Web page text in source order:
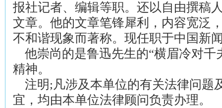
报社记者、编辑等职。还以自由撰稿
文章。他的文章笔锋犀利，内容宽泛
不和谐现象而著称。现任职于中国新
他崇尚的是鲁迅先生的“横眉冷对千
精神。
注明;凡涉及本单位的有关法律问题
宜，均由本单位法律顾问负责办理。